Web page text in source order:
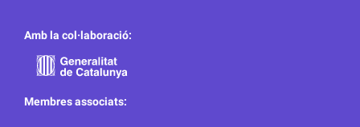
Amb la col·laboració:
Membres associats: